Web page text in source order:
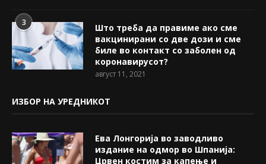
3
Што треба да правиме ако сме
вакцинирани со две дози и сме
биле во контакт со заболен од
коронавирусот?
август 11, 2021
ИЗБОР НА УРЕДНИКОТ
Ева Лонгорија во заводливо
издание на одмор во Шпанија:
Црвен костим за капење и